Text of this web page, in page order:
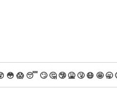
😳 😱 😴 🙄 🤔 🤥 🤮 🤧 😷 🤩 🥱